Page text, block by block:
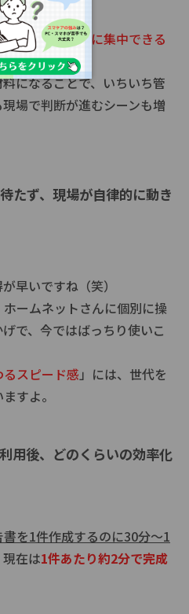
ケアそのものに集中できる
になることで、いちいち管
場で判断が進むシーンも増
たず、現場が自律的に動き
早いですね（笑）
ームネットさんに個別に操
で、今ではばっちり使いこ
スピード感」には、世代を
すよ。
用後、どのくらいの効率化
を1件作成するのに30分～1
在は1件あたり約2分で完成